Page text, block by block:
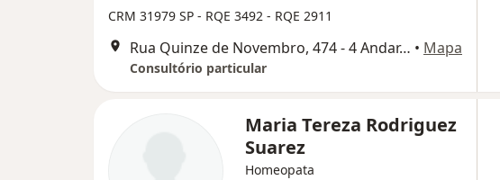
CRM 31979 SP - RQE 3492 - RQE 2911
Rua Quinze de Novembro, 474 - 4 Andar, Taubaté • Mapa
Consultório particular
Maria Tereza Rodriguez
Suarez
Homeopata